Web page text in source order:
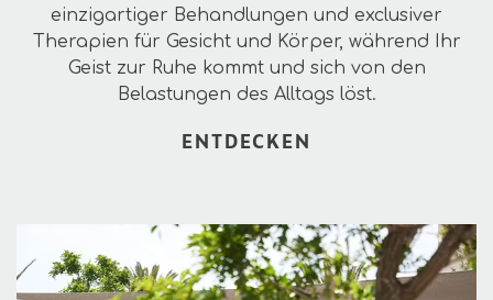
einzigartiger Behandlungen und exclusiver
Therapien für Gesicht und Körper, während Ihr
Geist zur Ruhe kommt und sich von den
Belastungen des Alltags löst.
ENTDECKEN